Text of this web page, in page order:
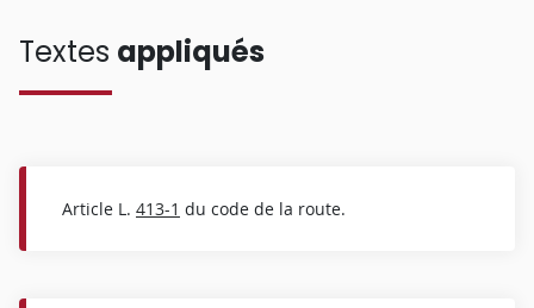
Textes appliqués
Article L. 413-1 du code de la route.